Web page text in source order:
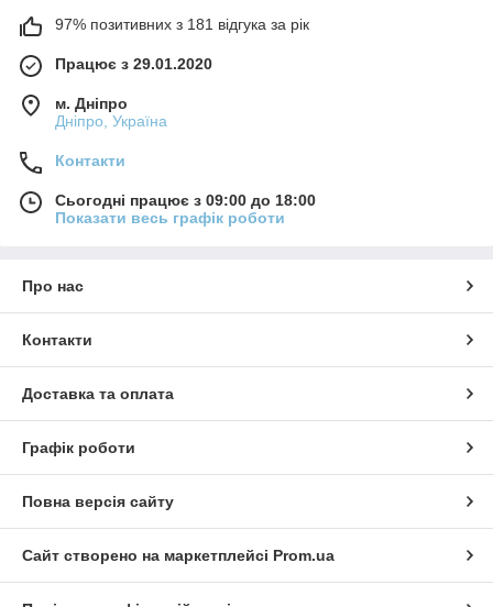
97% позитивних з 181 відгука за рік
Працює з 29.01.2020
м. Дніпро
Дніпро, Україна
Контакти
Сьогодні працює з 09:00 до 18:00
Показати весь графік роботи
Про нас
Контакти
Доставка та оплата
Графік роботи
Повна версія сайту
Сайт створено на маркетплейсі Prom.ua